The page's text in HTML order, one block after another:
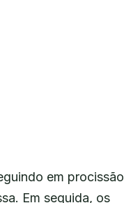
em procissão
Em seguida, os